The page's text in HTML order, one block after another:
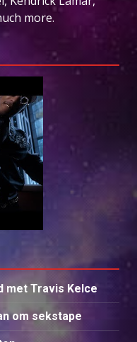
more.
met Travis Kelce
om sekstape